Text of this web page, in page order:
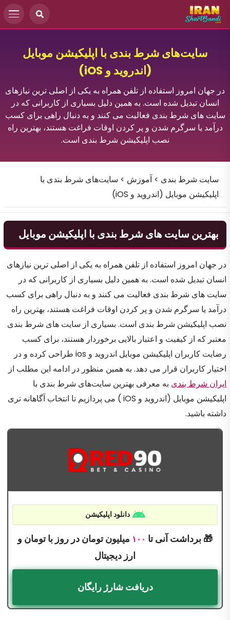
سایت‌های شرط بندی با اپلیکیشن موبایل
(اندروید و iOS)
در جهان امروز استفاده از تلفن همراه به یکی از اصلی ترین نیازهای
انسان تبدیل شده است. به همین دلیل بسیاری از کاربرانی که در
سایت های شرط بندی فعالیت می کنند و به دنبال راهی برای کسب
درآمد یا سرگرم شدن و پر کردن اوقات فراغت هستند، بهترین راه
نصب اپلیکیشن شرط بندی است.
سایت شرط بندی > آموزش > سایت‌های شرط بندی با
اپلیکیشن موبایل (اندروید و iOS)
بهترین سایت های شرط بندی با اپلیکیشن موبایل
در جهان امروز استفاده از تلفن همراه به یکی از اصلی ترین نیازهای
انسان تبدیل شده است. به همین دلیل بسیاری از کاربرانی که در
سایت های شرط بندی فعالیت می کنند و به دنبال راهی برای کسب
درآمد یا سرگرم شدن و پر کردن اوقات فراغت هستند، بهترین راه
نصب اپلیکیشن شرط بندی است. بسیاری از سایت های شرط بندی
معتبر که از کیفیت و اعتبار بالایی برخوردار هستند، برای کسب
رضایت کاربران اپلیکیشن موبایل اندروید و ios طراحی کرده و در
اختیار کاربران قرار می دهد. به همین منظور در ادامه این مطلب از
ایران شرط بندی به معرفی بهترین سایت‌های شرط بندی با
اپلیکیشن موبایل (اندروید و iOS ) می پردازیم تا انتخاب آگاهانه تری
داشته باشید.
دانلود اپلیکیشن
🎁 برداشت آنی تا ۱۰۰ میلیون تومان در روز با تومان و
ارز دیجیتال
دریافت شارژ رایگان